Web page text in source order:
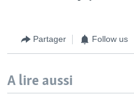
Partager Follow us
A lire aussi